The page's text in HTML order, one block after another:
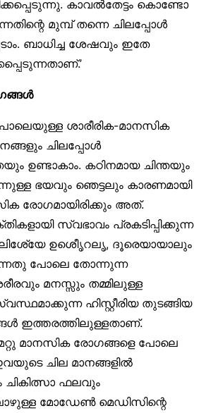
കാവൽതേട്ടം കൊണ്ടോ
മുമ്പ് തന്നെ ചിലപ്പോൾ
ബാധിച്ച ശേഷവും ഇതേ
ശാരീരിക-മാനസിക
ചിലപ്പോൾ
ഉണ്ടാകാം. കഠിനമായ ചിന്തയും
ഭയവും ഞെട്ടലും കാരണമായി
രോഗമായിരിക്കും അത്.
സ്വഭാവം പ്രകടിപ്പിക്കുന്ന
ഉശീെൃറലൃ, ദൂരെയായാലും
പോലെ തോന്നുന്ന
മനസ്സും തമ്മിലുള്ള
ഹിസ്റ്റീരിയ തുടങ്ങിയ
ഇത്തരത്തിലുള്ളതാണ്.
മാനസിക രോഗങ്ങളെ പോലെ
ചില മാനങ്ങളിൽ
ഫലവും
മോഡേൺ മെഡിസിന്റെ